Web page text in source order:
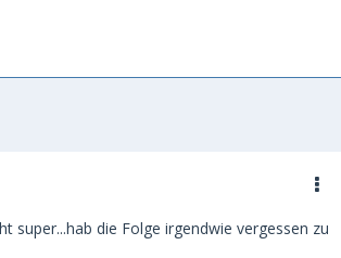
super...hab die Folge irgendwie vergessen zu